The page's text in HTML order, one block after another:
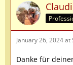
Claudi
January 26, 2024 at
Danke für